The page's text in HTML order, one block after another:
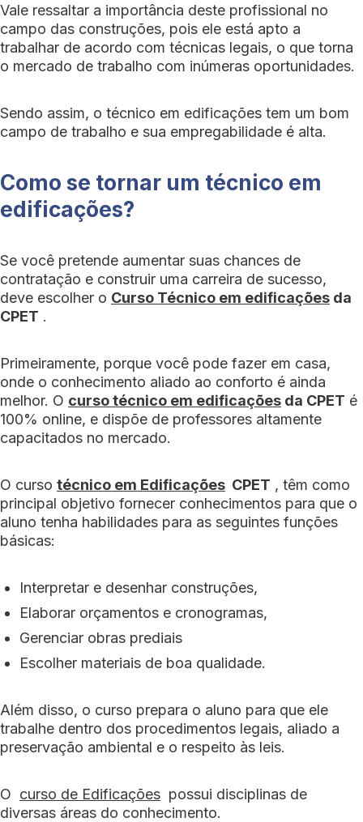
Vale ressaltar a importância deste profissional no
campo das construções, pois ele está apto a
trabalhar de acordo com técnicas legais, o que torna
o mercado de trabalho com inúmeras oportunidades.
Sendo assim, o técnico em edificações tem um bom
campo de trabalho e sua empregabilidade é alta.
Como se tornar um técnico em
edificações?
Se você pretende aumentar suas chances de
contratação e construir uma carreira de sucesso,
deve escolher o Curso Técnico em edificações da
CPET .
Primeiramente, porque você pode fazer em casa,
onde o conhecimento aliado ao conforto é ainda
melhor. O curso técnico em edificações da CPET é
100% online, e dispõe de professores altamente
capacitados no mercado.
O curso técnico em Edificações CPET , têm como
principal objetivo fornecer conhecimentos para que o
aluno tenha habilidades para as seguintes funções
básicas:
Interpretar e desenhar construções,
Elaborar orçamentos e cronogramas,
Gerenciar obras prediais
Escolher materiais de boa qualidade.
Além disso, o curso prepara o aluno para que ele
trabalhe dentro dos procedimentos legais, aliado a
preservação ambiental e o respeito às leis.
O curso de Edificações possui disciplinas de
diversas áreas do conhecimento.